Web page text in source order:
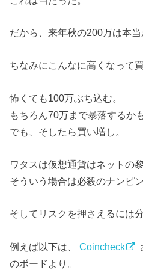
だから、来年秋の200万は本当
ちなみにこんなに高くなって
怖くても100万ぶち込む。
もちろん70万まで暴落するか
でも、そしたら買い増し。
ワタスは仮想通貨はネットの
そういう場合は必殺のナンピ
そしてリスクを押さえるには分
例えば以下は、 Coincheck
のボードより。